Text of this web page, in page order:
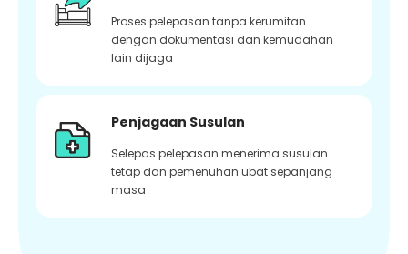
Proses pelepasan tanpa kerumitan
dengan dokumentasi dan kemudahan
lain dijaga
Penjagaan Susulan
Selepas pelepasan menerima susulan
tetap dan pemenuhan ubat sepanjang
masa